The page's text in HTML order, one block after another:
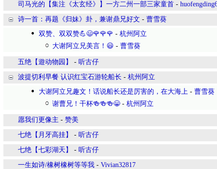
司马光的【集注《太玄经》】一方二州一部三家童首 -
诗一首：再题《归妹》卦，兼谢鼎兄好文 - 曹雪葵
双赞、双双赞💪😃🌹🌹🌹 - 杭州阿立
大谢阿立兄美言！😃 - 曹雪葵
五绝【遊动物园】 - 听古仔
波提切利早餐 认识红宝石游轮船长 - 杭州阿立
大谢阿立兄趣文！话说船长还是厉害的，在大海上 - 曹雪葵
谢曹兄！干杯🍻🍻🍻😀 - 杭州阿立
愿我们更像主 - 赞美
七绝【月牙高挂】 - 听古仔
七绝【七彩湖天】 - 听古仔
一生如诗/橡树橡树等等我 - Vivian32817